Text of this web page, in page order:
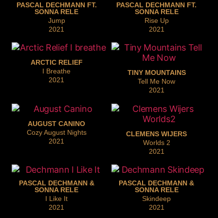
PASCAL DECHMANN FT.
SONNA RELE
Jump
2021
PASCAL DECHMANN FT.
SONNA RELE
Rise Up
2021
ARCTIC RELIEF
I Breathe
2021
TINY MOUNTAINS
Tell Me Now
2021
AUGUST CANINO
Cozy August Nights
2021
CLEMENS WIJERS
Worlds 2
2021
PASCAL DECHMANN &
SONNA RELE
I Like It
2021
PASCAL DECHMANN &
SONNA RELE
Skindeep
2021